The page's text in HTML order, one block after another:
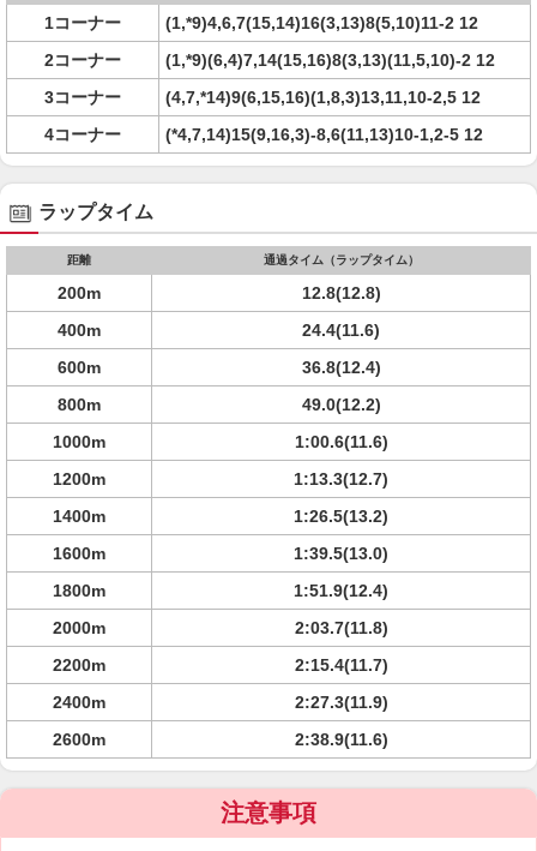
1コーナー
(1,*9)4,6,7(15,14)16(3,13)8(5,10)11-2 12
2コーナー
(1,*9)(6,4)7,14(15,16)8(3,13)(11,5,10)-2 12
3コーナー
(4,7,*14)9(6,15,16)(1,8,3)13,11,10-2,5 12
4コーナー
(*4,7,14)15(9,16,3)-8,6(11,13)10-1,2-5 12
ラップタイム
距離 通過タイム（ラップタイム）
200m
12.8(12.8)
400m
24.4(11.6)
600m
36.8(12.4)
800m
49.0(12.2)
1000m
1:00.6(11.6)
1200m
1:13.3(12.7)
1400m
1:26.5(13.2)
1600m
1:39.5(13.0)
1800m
1:51.9(12.4)
2000m
2:03.7(11.8)
2200m
2:15.4(11.7)
2400m
2:27.3(11.9)
2600m
2:38.9(11.6)
注意事項